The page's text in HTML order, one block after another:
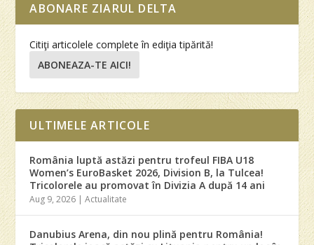
ABONARE ZIARUL DELTA
Citiţi articolele complete în ediţia tipărită!
ABONEAZA-TE AICI!
ULTIMELE ARTICOLE
România luptă astăzi pentru trofeul FIBA U18
Women’s EuroBasket 2026, Division B, la Tulcea!
Tricolorele au promovat în Divizia A după 14 ani
Aug 9, 2026 |Actualitate
Danubius Arena, din nou plină pentru România!